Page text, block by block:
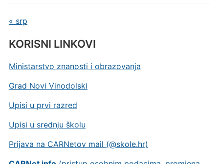
« srp
KORISNI LINKOVI
Ministarstvo znanosti i obrazovanja
Grad Novi Vinodolski
Upisi u prvi razred
Upisi u srednju školu
Prijava na CARNetov mail (@skole.hr)